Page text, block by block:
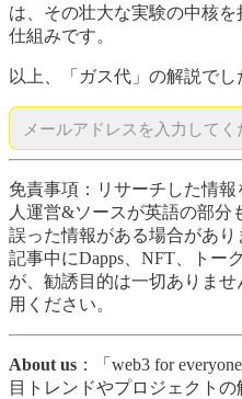
は、その壮大な実験の中核
仕組みです。
以上、「ガス代」の解説でし
免責事項：リサーチした情
人運営&ソースが英語の部分
誤った情報がある場合があり
記事中にDapps、NFT、トー
が、勧誘目的は一切ありま
用ください。
About us ：「web3 for
目トレンドやプロジェクト